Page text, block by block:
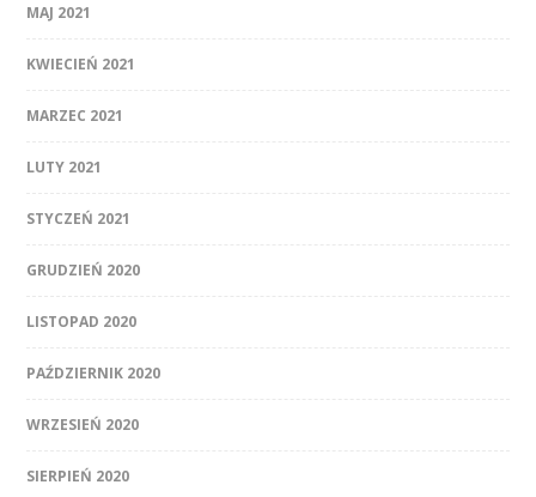
MAJ 2021
KWIECIEŃ 2021
MARZEC 2021
LUTY 2021
STYCZEŃ 2021
GRUDZIEŃ 2020
LISTOPAD 2020
PAŹDZIERNIK 2020
WRZESIEŃ 2020
SIERPIEŃ 2020